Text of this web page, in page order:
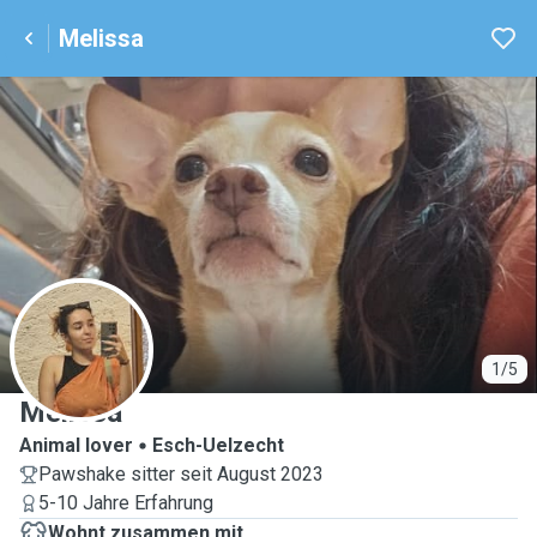
Melissa
1/5
M
Melissa
Animal lover
Esch-Uelzecht
Pawshake sitter seit August 2023
5-10 Jahre Erfahrung